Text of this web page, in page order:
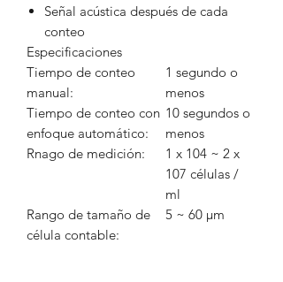
Señal acústica después de cada
conteo
Especificaciones
Tiempo de conteo
manual:
1 segundo o
menos
Tiempo de conteo con
enfoque automático:
10 segundos o
menos
Rnago de medición:
1 x 104 ~ 2 x
107 células /
ml
Rango de tamaño de
célula contable:
5 ~ 60 μm